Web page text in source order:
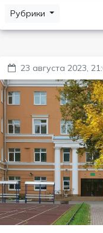
Рубрики
23 августа 2023,